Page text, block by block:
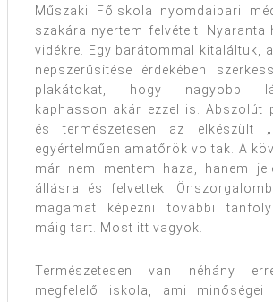
Műszaki Főiskola nyomdaipari
szakára nyertem felvételt. Nyaranta
vidékre. Egy barátommal kitaláltuk,
népszerűsítése érdekében
plakátokat, hogy nagyobb
kaphasson akár ezzel is. Abszolút
és természetesen az elkészült
egyértelműen amatőrök voltak. A
már nem mentem haza, hanem
állásra és felvettek.
magamat képezni további
máig tart. Most itt vagyok.
Természetesen van néhány
megfelelő iskola, ami minőségei